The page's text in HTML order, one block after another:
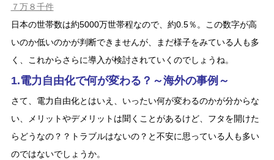
７万８千件
日本の世帯数は約5000万世帯程なので、約0.5％。この数字が高
いのか低いのかが判断できませんが、まだ様子をみている人も多
く、これからさらに導入が検討されていくのでしょうね。
1.電力自由化で何が変わる？～海外の事例～
さて、電力自由化とはいえ、いったい何が変わるのかが分からな
い、メリットやデメリットは聞くことがあるけど、フタを開けた
らどうなの？？トラブルはないの？と不安に思っている人も多い
のではないでしょうか。